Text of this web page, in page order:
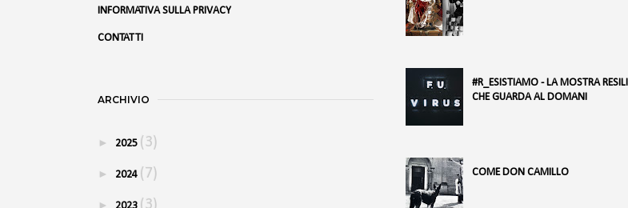
INFORMATIVA SULLA PRIVACY
CONTATTI
ARCHIVIO
► 2025 (3)
► 2024 (7)
► (3)
#R_ESISTIAMO - LA MOSTRA
CHE GUARDA AL DOMANI
COME DON CAMILLO